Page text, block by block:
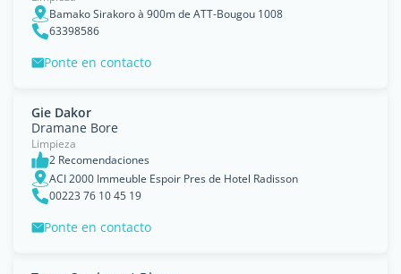
Bamako Sirakoro à 900m de ATT-Bougou 1008
63398586
Ponte en contacto
Gie Dakor
Dramane Bore
Limpieza
2 Recomendaciones
ACI 2000 Immeuble Espoir Pres de Hotel Radisson
00223 76 10 45 19
Ponte en contacto